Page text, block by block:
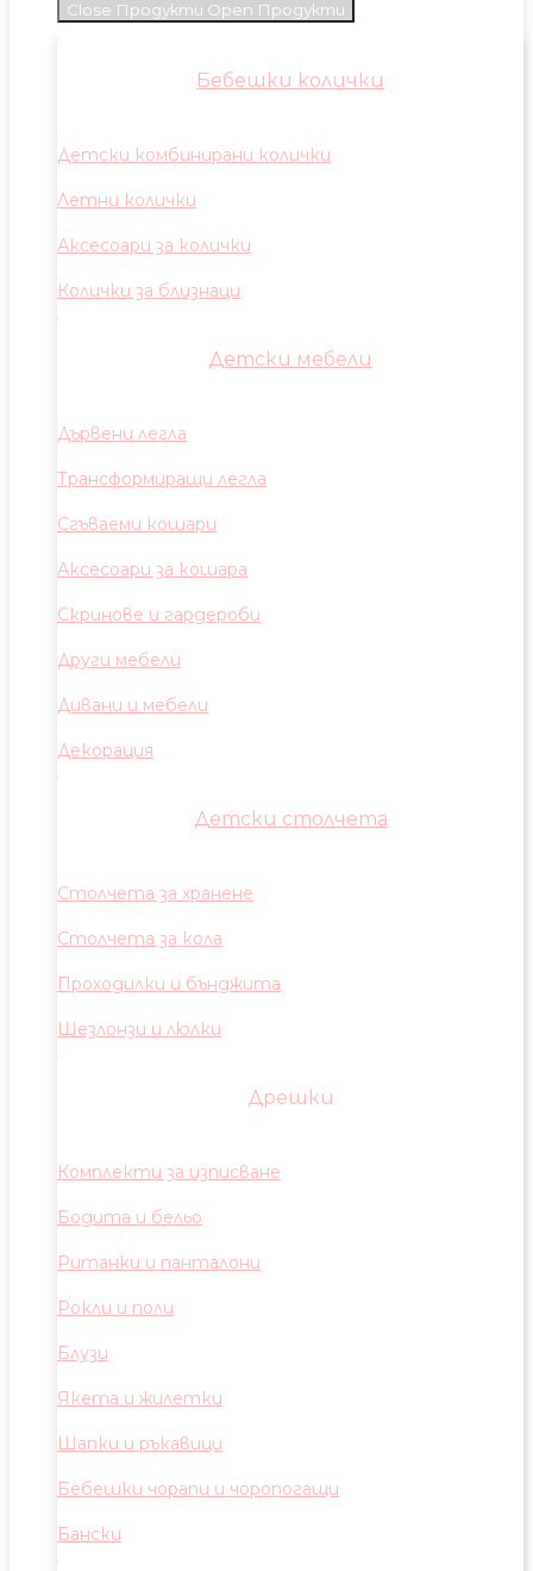
Close Продукти Open Продукти
Бебешки колички
Детски комбинирани колички
Летни колички
Аксесоари за колички
Колички за близнаци
Детски мебели
Дървени легла
Трансформиращи легла
Сгъваеми кошари
Аксесоари за кошара
Скринове и гардероби
Други мебели
Дивани и мебели
Декорация
Детски столчета
Столчета за хранене
Столчета за кола
Проходилки и бънджита
Шезлонзи и люлки
Дрешки
Комплекти за изписване
Бодита и бельо
Ританки и панталони
Рокли и поли
Блузи
Якета и жилетки
Шапки и ръкавици
Бебешки чорапи и чоропогащи
Бански